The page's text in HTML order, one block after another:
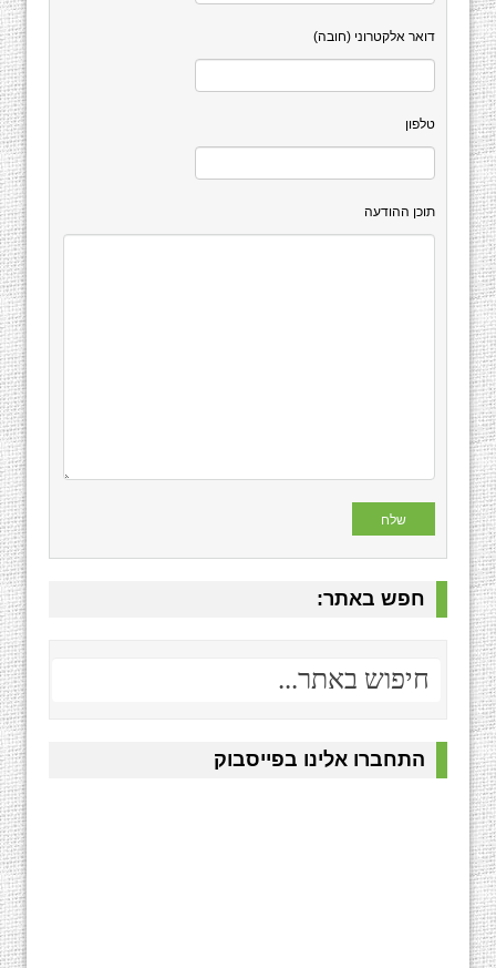
דואר אלקטרוני (חובה)
טלפון
תוכן ההודעה
חפש באתר:
התחברו אלינו בפייסבוק